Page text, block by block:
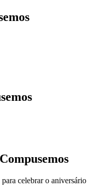
celebrar o aniversário